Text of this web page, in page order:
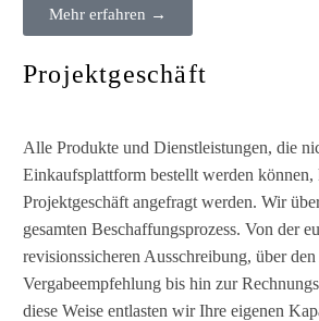
Mehr erfahren →
Projektgeschäft
Alle Produkte und Dienstleistungen, die
Einkaufsplattform bestellt werden können,
Projektgeschäft angefragt werden. Wir
gesamten Beschaffungsprozess. Von der
revisionssicheren Ausschreibung, über
Vergabeempfehlung bis hin zur
diese Weise entlasten wir Ihre eigenen